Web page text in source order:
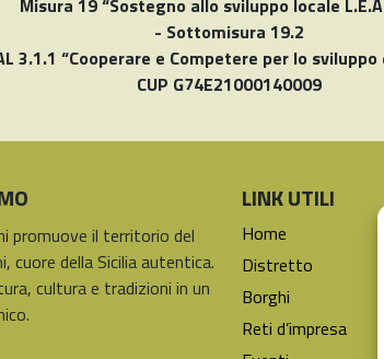
Misura 19 “Sostegno allo sviluppo locale
- Sottomisura 19.2
3.1.1 “Cooperare e Competere per lo
CUP G74E21000140009
promuove il territorio del
cuore della Sicilia autentica.
cultura e tradizioni in un
LINK UTILI
Home
Distretto
Borghi
Reti d’impresa